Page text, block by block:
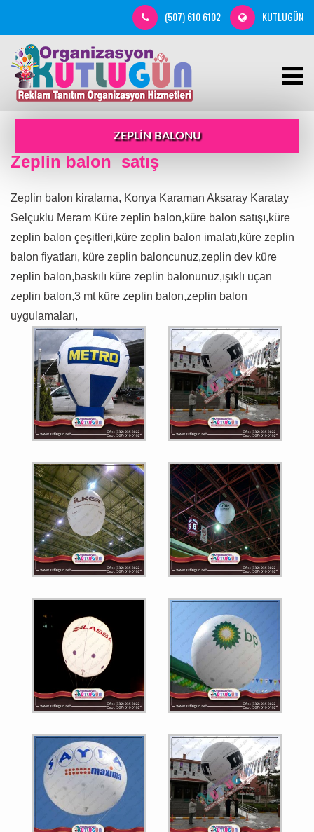
(507) 610 6102 KUTLUGÜN
ZEPLIN BALONU
Zeplin balon satış
Zeplin balon kiralama, Konya Karaman Aksaray Karatay
Selçuklu Meram Küre zeplin balon,küre balon satışı,küre
zeplin balon çeşitleri,küre zeplin balon imalatı,küre zeplin
balon fiyatları, küre zeplin baloncunuz,zeplin dev küre
zeplin balon,baskılı küre zeplin balonunuz,ışıklı uçan
zeplin balon,3 mt küre zeplin balon,zeplin balon
uygulamaları,